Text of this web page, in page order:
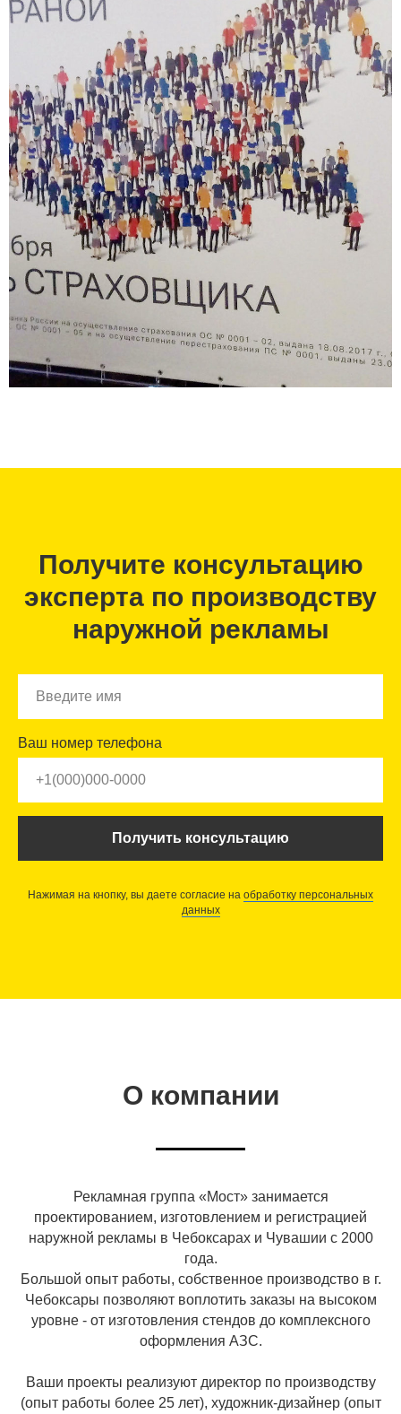
Получите консультацию
эксперта по производству
наружной рекламы
Ваш номер телефона
Получить консультацию
Нажимая на кнопку, вы даете согласие на обработку персональных
данных
О компании
Рекламная группа «Мост» занимается
проектированием, изготовлением и регистрацией
наружной рекламы в Чебоксарах и Чувашии с 2000
года.
Большой опыт работы, собственное производство в г.
Чебоксары позволяют воплотить заказы на высоком
уровне - от изготовления стендов до комплексного
оформления АЗС.
Ваши проекты реализуют директор по производству
(опыт работы более 25 лет), художник-дизайнер (опыт